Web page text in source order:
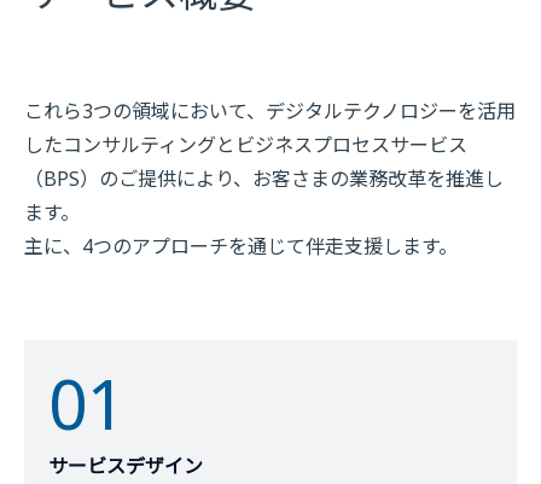
これら3つの領域において、デジタルテクノロジーを活用
したコンサルティングとビジネスプロセスサービス
（BPS）のご提供により、お客さまの業務改革を推進し
ます。
主に、4つのアプローチを通じて伴走支援します。
01
サービスデザイン